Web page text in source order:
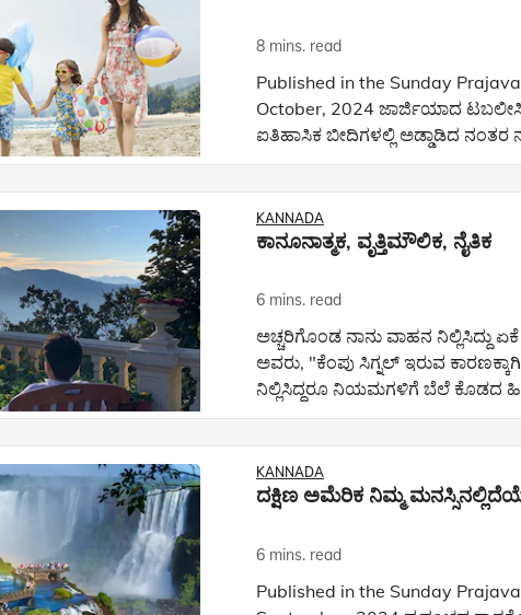
8 mins. read
Published in the Sunday
October, 2024 ಜಾರ್ಜಿಯಾದ ಟಬಲೀಸಿಯಲ್ಲಿನ
ಐತಿಹಾಸಿಕ ಬೀದಿಗಳಲ್ಲಿ ಅಡ್ಡಾಡಿದ ನಂತರ
ಕಾರಿನಲ್ಲಿ ಕುಳಿತು ರಮಣೀಯ ದೃಶ್ಯಗಳನ್ನು
KANNADA
ಕಾನೂನಾತ್ಮಕ, ವೃತ್ತಿಮೌಲಿಕ, ನೈತಿಕ
6 mins. read
ಅಚ್ಚರಿಗೊಂಡ ನಾನು ವಾಹನ ನಿಲ್ಲಿಸಿದ್ದು
ಅವರು, "ಕೆಂಪು ಸಿಗ್ನಲ್ ಇರುವ
ನಿಲ್ಲಿಸಿದ್ದರೂ ನಿಯಮಗಳಿಗೆ ಬೆಲೆ ಕೊಡದ
ವಾಹನಗಳಲ್ಲಿರುವವರು ನಾನು ಜಾಗ
ಹೇಗೆ ಹಾರ್ನ್
KANNADA
ದಕ್ಷಿಣ ಅಮೆರಿಕ ನಿಮ್ಮ
6 mins. read
Published in the Sunday